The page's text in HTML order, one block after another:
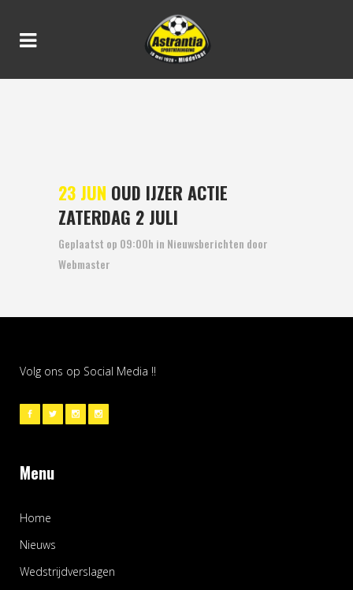
23 JUN OUD IJZER ACTIE
ZATERDAG 2 JULI
Geplaatst op 09:00h in Nieuwsberichten door
Webmaster
Volg ons op Social Media !!
Menu
Home
Nieuws
Wedstrijdverslagen